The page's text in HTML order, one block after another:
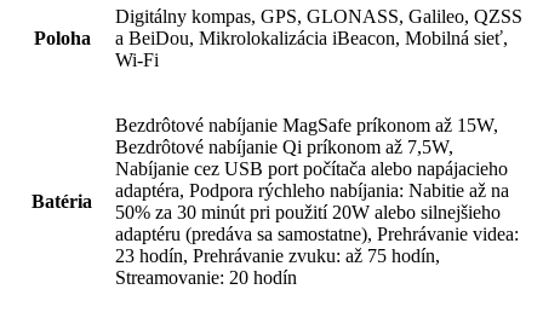
Poloha
Digitálny kompas, GPS, GLONASS, Galileo, QZSS
a BeiDou, Mikrolokalizácia iBeacon, Mobilná sieť,
Wi‑Fi
Batéria
Bezdrôtové nabíjanie MagSafe príkonom až 15W,
Bezdrôtové nabíjanie Qi príkonom až 7,5W,
Nabíjanie cez USB port počítača alebo napájacieho
adaptéra, Podpora rýchleho nabíjania: Nabitie až na
50% za 30 minút pri použití 20W alebo silnejšieho
adaptéru (predáva sa samostatne), Prehrávanie videa:
23 hodín, Prehrávanie zvuku: až 75 hodín,
Streamovanie: 20 hodín